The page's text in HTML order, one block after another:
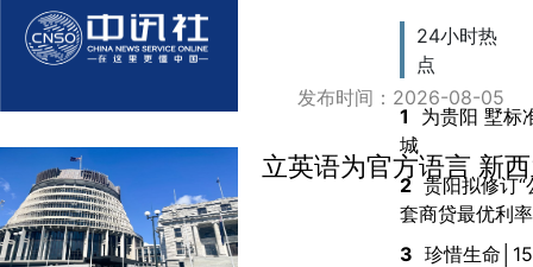
发布时间：2026-08-05
立英语为官方语言 新
24小时热
点
1
为贵阳 墅标
城
2 贵阳拟修订
套商贷最优利
3 珍惜生命